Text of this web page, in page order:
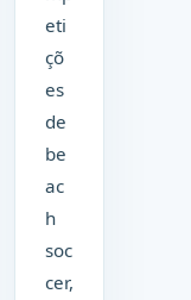
eti
çõ
es
de
be
ac
h
soc
cer,